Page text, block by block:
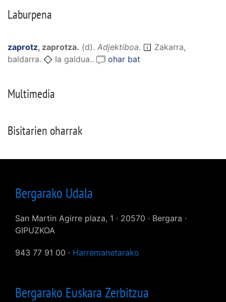
Laburpena
zaprotz, zaprotza. (d). Adjektiboa.
Zakarra,
baldarra.
Ia galdua.. ohar bat
Multimedia
Bisitarien oharrak
Bergarako Udala
San Martin Agirre plaza, 1 · 20570 · Bergara ·
GIPUZKOA
943 77 91 00 · Harremanetarako
Bergarako Euskara Zerbitzua